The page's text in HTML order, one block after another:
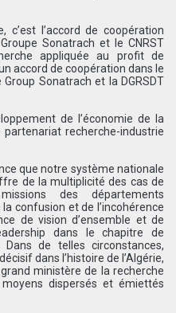
l’accord de coopération
Sonatrach et le CNRST
appliquée au profit de
accord de coopération dans le
Sonatrach et la DGRSDT
de l’économie de la
recherche-industrie
que notre système nationale
de la multiplicité des cas de
des départements
confusion et de l’incohérence
de vision d’ensemble et de
dans le chapitre de
Dans de telles circonstances,
dans l’histoire de l’Algérie,
ministère de la recherche
dispersés et émiettés